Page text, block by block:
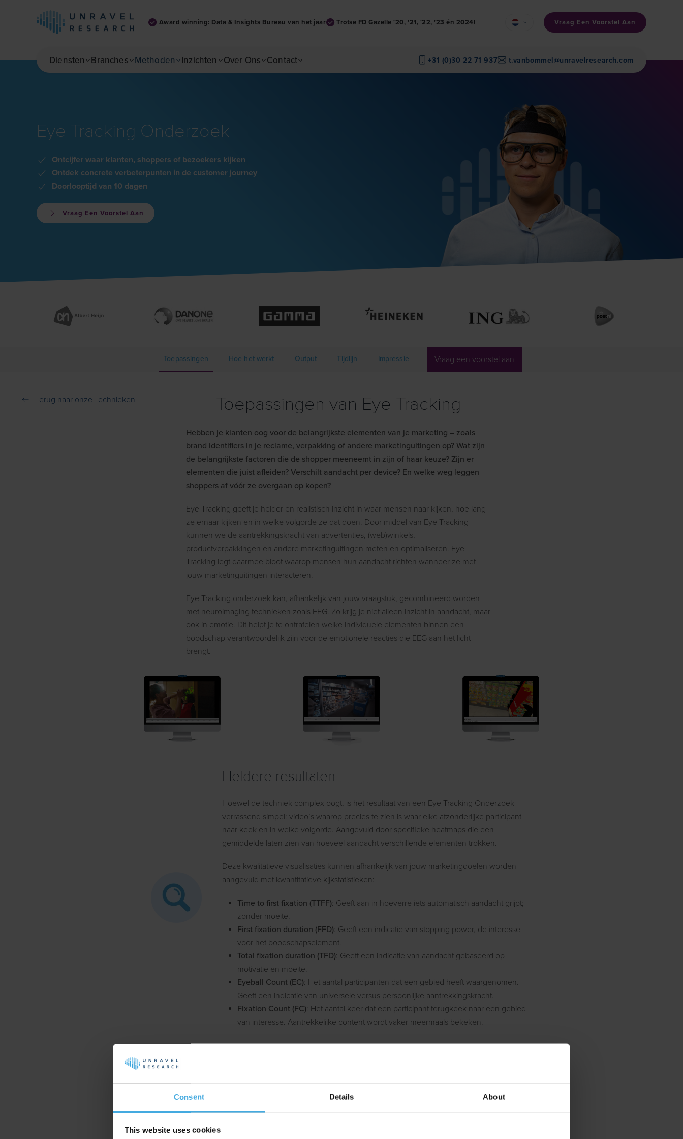
Consent Details About
This website uses cookies
Skip to main content Award winning: Data & Insights Bureau van het jaar Trotse FD Gazelle '20, '21, '22, '23 én 2024! Vraag Een Voorstel Aan
Diensten Branches Methoden Inzichten Over Ons Contact +31 (0)30 22 71 937 t.vanbommel@unravelresearch.com
Eye Tracking Onderzoek
Ontcijfer waar klanten, shoppers of bezoekers kijken
Ontdek concrete verbeterpunten in de customer journey
Doorlooptijd van 10 dagen
Vraag Een Voorstel Aan
Toepassingen Hoe het werkt Output Tijdlijn Impressie Vraag een voorstel aan
Terug naar onze Technieken Toepassingen van Eye Tracking
Hebben je klanten oog voor de belangrijkste elementen van je marketing – zoals
brand identifiers in je reclame, verpakking of andere marketinguitingen op? Wat zijn
de belangrijkste factoren die de shopper meeneemt in zijn of haar keuze? Zijn er
elementen die juist afleiden? Verschilt aandacht per device? En welke weg leggen
shoppers af vóór ze overgaan op kopen?
Eye Tracking geeft je helder en realistisch inzicht in waar mensen naar kijken, hoe lang
ze ernaar kijken en in welke volgorde ze dat doen. Door middel van Eye Tracking
kunnen we de aantrekkingskracht van advertenties, (web)winkels,
productverpakkingen en andere marketinguitingen meten en optimaliseren. Eye
Tracking legt daarmee bloot waarop mensen hun aandacht richten wanneer ze met
jouw marketinguitingen interacteren.
Eye Tracking onderzoek kan, afhankelijk van jouw vraagstuk, gecombineerd worden
met neuroimaging technieken zoals EEG. Zo krijg je niet alleen inzicht in aandacht, maar
ook in emotie. Dit helpt je te ontrafelen welke individuele elementen binnen een
boodschap verantwoordelijk zijn voor de emotionele reacties die EEG aan het licht
brengt.
Heldere resultaten
Hoewel de techniek complex oogt, is het resultaat van een Eye Tracking Onderzoek
verrassend simpel: video’s waarop precies te zien is waar elke afzonderlijke participant
naar keek en in welke volgorde. Aangevuld door specifieke heatmaps die een
gemiddelde laten zien van hoeveel aandacht verschillende elementen trokken.
Deze kwalitatieve visualisaties kunnen afhankelijk van jouw marketingdoelen worden
aangevuld met kwantitatieve kijkstatistieken:
Time to first fixation (TTFF): Geeft aan in hoeverre iets automatisch aandacht grijpt;
zonder moeite.
First fixation duration (FFD): Geeft een indicatie van stopping power, de interesse
voor het boodschapselement.
Total fixation duration (TFD): Geeft een indicatie van aandacht gebaseerd op
motivatie en moeite.
Eyeball Count (EC): Het aantal participanten dat een gebied heeft waargenomen.
Geeft een indicatie van universele versus persoonlijke aantrekkingskracht.
Fixation Count (FC): Het aantal keer dat een participant terugkeek naar een gebied
van interesse. Aantrekkelijke content wordt vaker meermaals bekeken.
Of je nu Eye Tracking inzet voor usabilty onderzoek, product- en verpakkingsonderzoek,
shop- en schaponderzoek of VR onderzoek, Eye Tracking onthult concrete
verbeterpunten om jouw uiting te optimaliseren.